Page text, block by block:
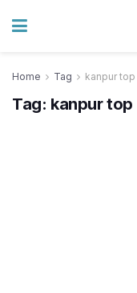
Home Tag kanpur
Tag: kanpur top